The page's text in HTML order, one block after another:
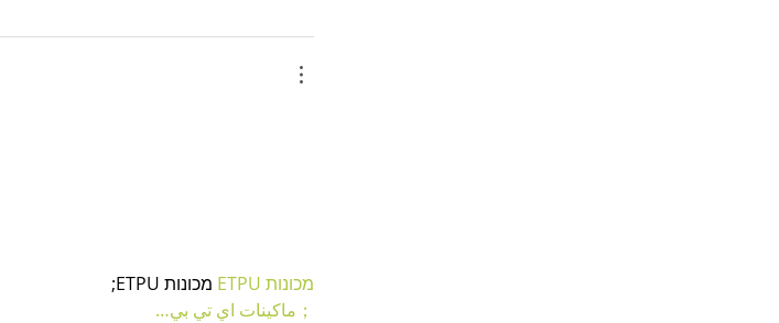
מכונות ETPU
מכונות ETPU;
；ماكينات اي تي بي…